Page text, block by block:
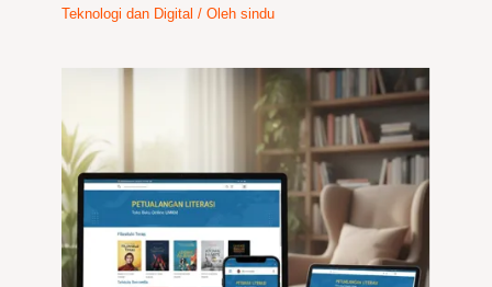
Teknologi dan Digital / Olehsindu